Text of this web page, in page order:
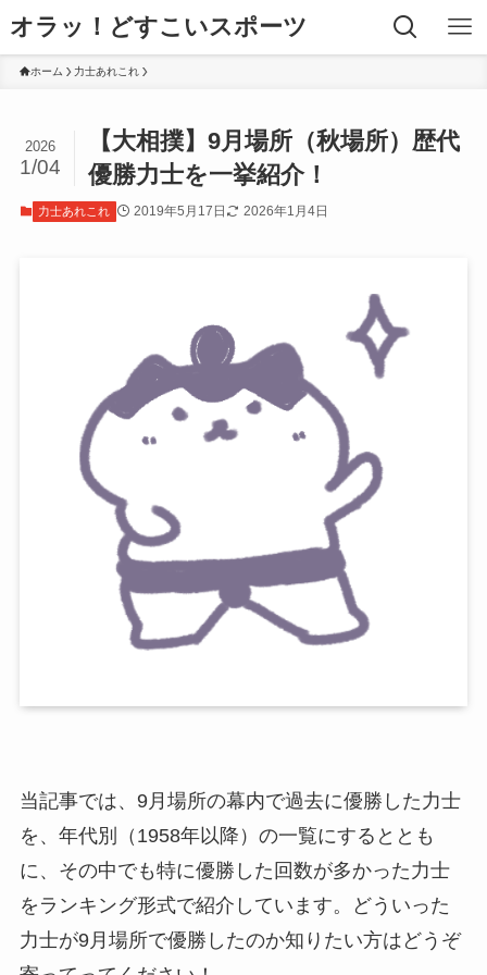
オラッ！どすこいスポーツ
ホーム 力士あれこれ
【大相撲】9月場所（秋場所）歴代
優勝力士を一挙紹介！
2026
1/04
力士あれこれ 2019年5月17日 2026年1月4日
当記事では、9月場所の幕内で過去に優勝した力士
を、年代別（1958年以降）の一覧にするととも
に、その中でも特に優勝した回数が多かった力士
をランキング形式で紹介しています。どういった
力士が9月場所で優勝したのか知りたい方はどうぞ